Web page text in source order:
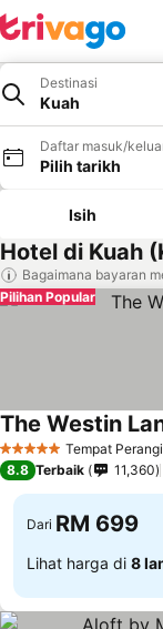
Destinasi
Kuah
Daftar masuk/
Pilih tarikh
Isih
Hotel di Kuah
Bagaimana bayaran
Pilihan Popular
5 Bintang Tempat
The Westin
8.8 Terbaik 11,360
Dari RM 699
Lihat harga di 8